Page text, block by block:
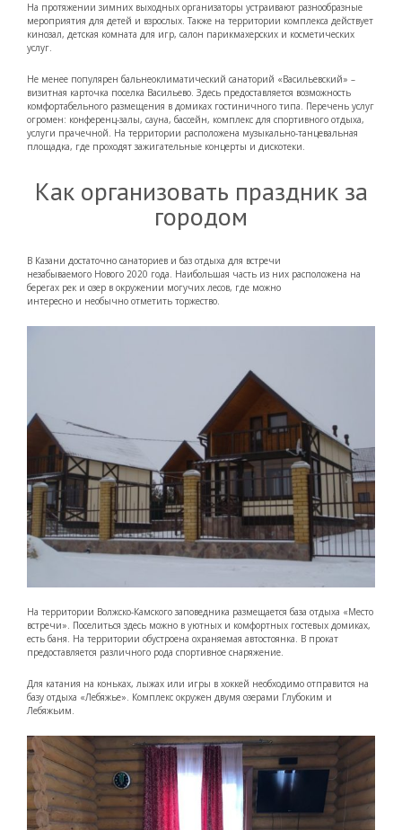
На протяжении зимних выходных организаторы устраивают разнообразные
мероприятия для детей и взрослых. Также на территории комплекса действует
кинозал, детская комната для игр, салон парикмахерских и косметических
услуг.
Не менее популярен бальнеоклиматический санаторий «Васильевский» –
визитная карточка поселка Васильево. Здесь предоставляется возможность
комфортабельного размещения в домиках гостиничного типа. Перечень услуг
огромен: конференц-залы, сауна, бассейн, комплекс для спортивного отдыха,
услуги прачечной. На территории расположена музыкально-танцевальная
площадка, где проходят зажигательные концерты и дискотеки.
Как организовать праздник за
городом
В Казани достаточно санаториев и баз отдыха для встречи
незабываемого Нового 2020 года. Наибольшая часть из них расположена на
берегах рек и озер в окружении могучих лесов, где можно
интересно и необычно отметить торжество.
На территории Волжско-Камского заповедника размещается база отдыха «Место
встречи». Поселиться здесь можно в уютных и комфортных гостевых домиках,
есть баня. На территории обустроена охраняемая автостоянка. В прокат
предоставляется различного рода спортивное снаряжение.
Для катания на коньках, лыжах или игры в хоккей необходимо отправится на
базу отдыха «Лебяжье». Комплекс окружен двумя озерами Глубоким и
Лебяжьим.